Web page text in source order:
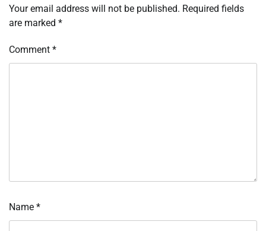
Your email address will not be published. Required fields
are marked *
Comment *
Name *